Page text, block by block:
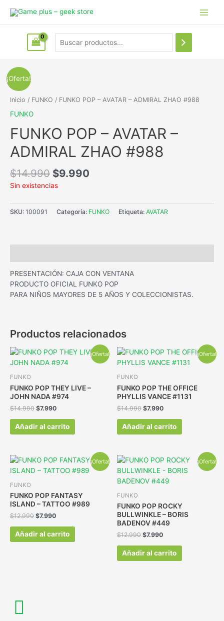
¡Oferta!
Inicio / FUNKO / FUNKO POP – AVATAR – ADMIRAL ZHAO #988
FUNKO
FUNKO POP – AVATAR –
ADMIRAL ZHAO #988
$14.990 $9.990
Sin existencias
SKU: 100091 Categoría: FUNKO Etiqueta: AVATAR
PRESENTACIÓN: CAJA CON VENTANA
PRODUCTO OFICIAL FUNKO POP
PARA NIÑOS MAYORES DE 5 AÑOS Y COLECCIONISTAS.
Productos relacionados
¡Oferta!
FUNKO
FUNKO POP THEY LIVE –
JOHN NADA #974
$14.990 $7.990
Añadir al carrito
¡Oferta!
FUNKO
FUNKO POP THE OFFICE
PHYLLIS VANCE #1131
$14.990 $7.990
Añadir al carrito
¡Oferta!
FUNKO
FUNKO POP FANTASY
ISLAND – TATTOO #989
$12.990 $7.990
Añadir al carrito
¡Oferta!
FUNKO
FUNKO POP ROCKY
BULLWINKLE – BORIS
BADENOV #449
$12.990 $7.990
Añadir al carrito